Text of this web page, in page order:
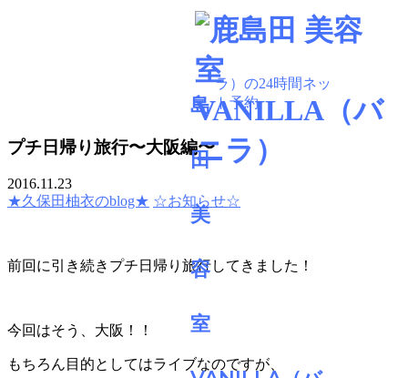
BLOG
プチ日帰り旅行〜大阪編〜
2016.11.23
★久保田柚衣のblog★ ☆お知らせ☆
前回に引き続きプチ日帰り旅行してきました！
今回はそう、大阪！！
もちろん目的としてはライブなのですが、